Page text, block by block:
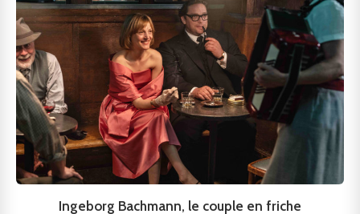
Ingeborg Bachmann, le couple en friche